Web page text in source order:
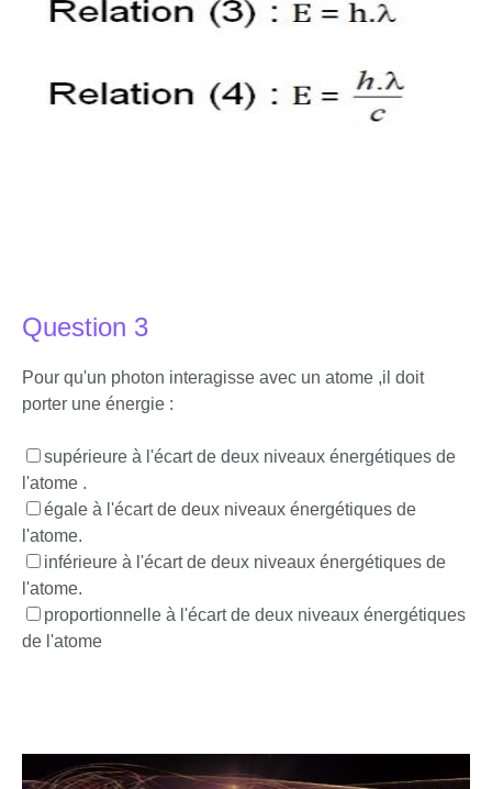
Question 3
Pour qu'un photon interagisse avec un atome ,il doit
porter une énergie :
supérieure à l'écart de deux niveaux énergétiques de
l'atome .
égale à l'écart de deux niveaux énergétiques de
l'atome.
inférieure à l'écart de deux niveaux énergétiques de
l'atome.
proportionnelle à l'écart de deux niveaux énergétiques
de l'atome